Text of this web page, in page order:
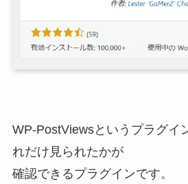
WP-PostViewsというプラグイ
れだけ見られたかが
確認できるプラグインです。